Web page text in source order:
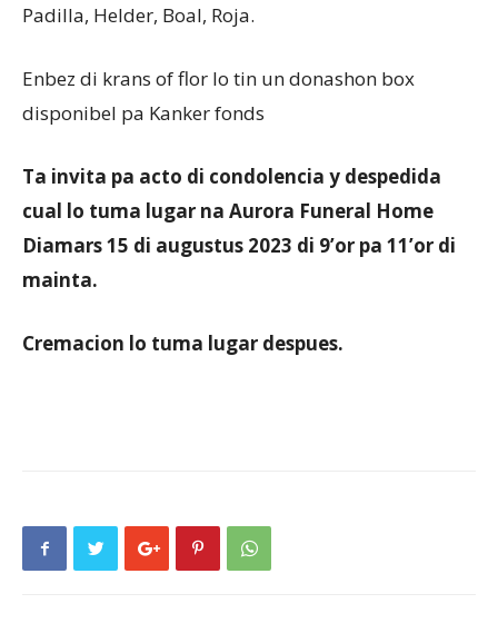
Padilla, Helder, Boal, Roja.
Enbez di krans of flor lo tin un donashon box
disponibel pa Kanker fonds
Ta invita pa acto di condolencia y despedida
cual lo tuma lugar na Aurora Funeral Home
Diamars 15 di augustus 2023 di 9’or pa 11’or di
mainta.
Cremacion lo tuma lugar despues.